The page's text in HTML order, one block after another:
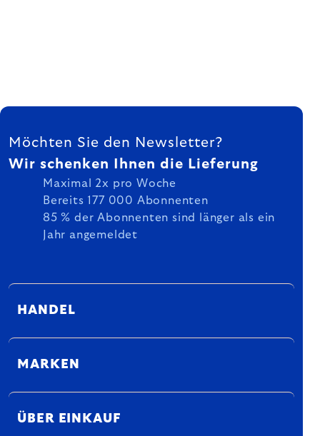
FUSSZEILE
Möchten Sie den Newsletter?
Wir schenken Ihnen die Lieferung
Maximal 2x pro Woche
Bereits 177 000 Abonnenten
85 % der Abonnenten sind länger als ein
Jahr angemeldet
HANDEL
MARKEN
ÜBER EINKAUF